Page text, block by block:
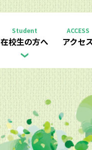
Student
在校生の方へ
ACCESS
アクセ